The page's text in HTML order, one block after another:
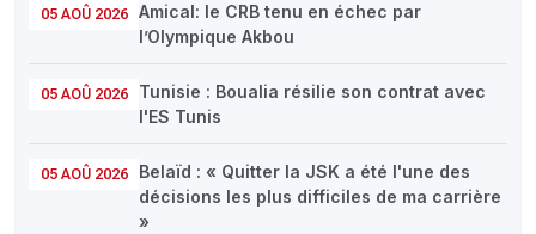
05 AOÛ 2026
Amical: le CRB tenu en échec par
l’Olympique Akbou
05 AOÛ 2026
Tunisie : Boualia résilie son contrat avec
l'ES Tunis
05 AOÛ 2026
Belaïd : « Quitter la JSK a été l'une des
décisions les plus difficiles de ma carrière
»